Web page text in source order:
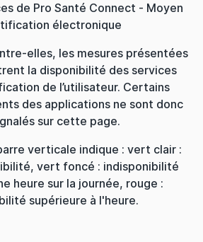
de Pro Santé Connect - Moyen
électronique
elles, les mesures présentées
la disponibilité des services
de l’utilisateur. Certains
des applications ne sont donc
sur cette page.
verticale indique : vert clair :
vert foncé : indisponibilité
heure sur la journée, rouge :
supérieure à l'heure.